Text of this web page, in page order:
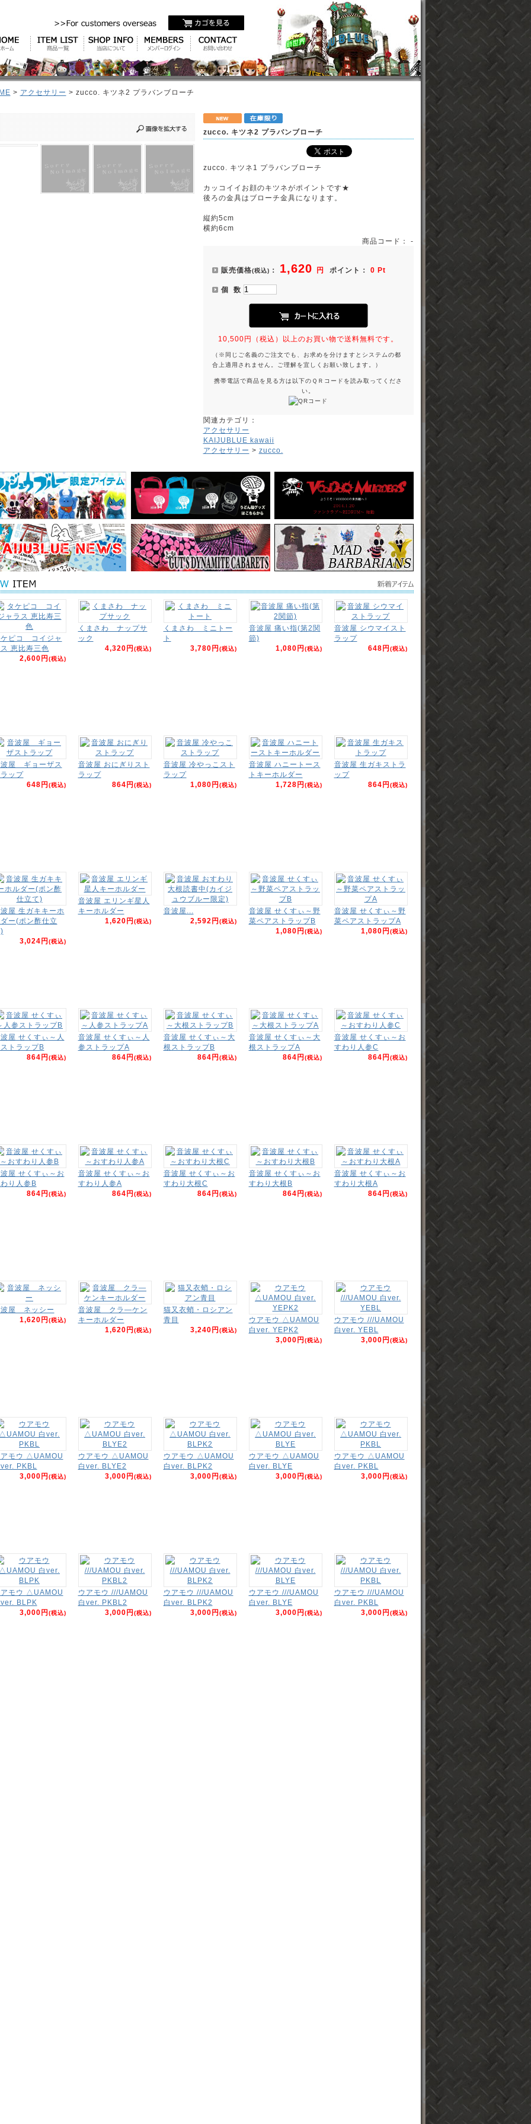
> アクセサリー > zucco. キツネ2 プラバンブローチ
zucco. キツネ2 プラバンブローチ
zucco. キツネ1 プラバンブローチ
カッコイイお顔のキツネがポイントです★
後ろの金具はブローチ金具になります。
縦約5cm
横約6cm
商品コード： -
販売価格(税込) ： 1,620 円 ポイント： 0 Pt
個 数
10,500円（税込）以上のお買い物で送料無料です。
（※同じご名義のご注文でも、お求めを分けますとシステムの都
合上適用されません。ご理解を宜しくお願い致します。）
携帯電話で商品を見る方は以下のＱＲコードを読み取ってくださ
い。
関連カテゴリ：
アクセサリー
KAIJUBLUE kawaii
アクセサリー > zucco.
ピコ コイジャ
恵比寿三色
2,600円(税込)
くまさわ ナップサ
ック
4,320円(税込)
くまさわ ミニトー
ト
3,780円(税込)
音波屋 痛い指(第2関
節)
1,080円(税込)
音波屋 シウマイスト
ラップ
648円(税込)
屋 ギョーザス
ップ
648円(税込)
音波屋 おにぎりスト
ラップ
864円(税込)
音波屋 冷やっこスト
ラップ
1,080円(税込)
音波屋 ハニートース
トキーホルダー
1,728円(税込)
音波屋 生ガキストラ
ップ
864円(税込)
屋 生ガキキーホ
ー(ポン酢仕立
3,024円(税込)
音波屋 エリンギ星人
キーホルダー
1,620円(税込)
音波屋...
2,592円(税込)
音波屋 せくすぃ～野
菜ペアストラップB
1,080円(税込)
音波屋 せくすぃ～野
菜ペアストラップA
1,080円(税込)
屋 せくすぃ～人
トラップB
864円(税込)
音波屋 せくすぃ～人
参ストラップA
864円(税込)
音波屋 せくすぃ～大
根ストラップB
864円(税込)
音波屋 せくすぃ～大
根ストラップA
864円(税込)
音波屋 せくすぃ～お
すわり人参C
864円(税込)
屋 せくすぃ～お
り人参B
864円(税込)
音波屋 せくすぃ～お
すわり人参A
864円(税込)
音波屋 せくすぃ～お
すわり大根C
864円(税込)
音波屋 せくすぃ～お
すわり大根B
864円(税込)
音波屋 せくすぃ～お
すわり大根A
864円(税込)
屋 ネッシー
1,620円(税込)
音波屋 クラ―ケン
キーホルダー
1,620円(税込)
猫又衣蛸・ロシアン
青目
3,240円(税込)
ウアモウ △UAMOU
白ver. YEPK2
3,000円(税込)
ウアモウ ///UAMOU
白ver. YEBL
3,000円(税込)
モウ △UAMOU
PKBL
3,000円(税込)
ウアモウ △UAMOU
白ver. BLYE2
3,000円(税込)
ウアモウ △UAMOU
白ver. BLPK2
3,000円(税込)
ウアモウ △UAMOU
白ver. BLYE
3,000円(税込)
ウアモウ △UAMOU
白ver. PKBL
3,000円(税込)
モウ △UAMOU
BLPK
3,000円(税込)
ウアモウ ///UAMOU
白ver. PKBL2
3,000円(税込)
ウアモウ ///UAMOU
白ver. BLPK2
3,000円(税込)
ウアモウ ///UAMOU
白ver. BLYE
3,000円(税込)
ウアモウ ///UAMOU
白ver. PKBL
3,000円(税込)